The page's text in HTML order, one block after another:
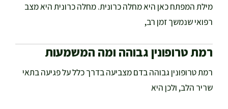
מילת המפתח כאן היא מחלה כרונית. מחלה כרונית היא מצב
רפואי שנמשך זמן רב,
רמת טרופונין גבוהה ומה המשמעות
רמת טרופונין גבוהה בדם מצביעה בדרך כלל על פגיעה בתאי
שריר הלב, ולכן היא